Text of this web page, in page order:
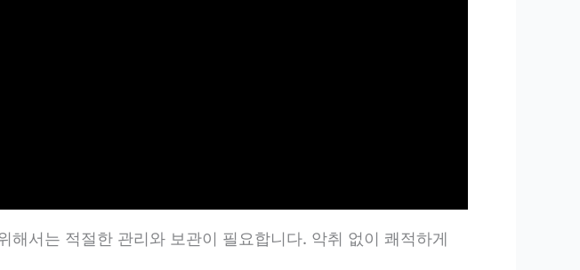
서는 적절한 관리와 보관이 필요합니다. 악취 없이 쾌적하게